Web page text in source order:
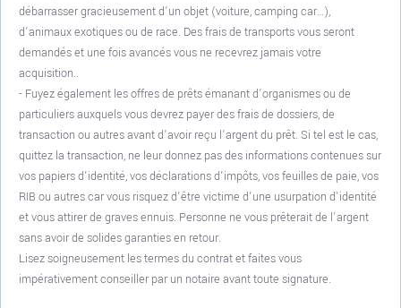
débarrasser gracieusement d’un objet (voiture, camping car…),
d’animaux exotiques ou de race. Des frais de transports vous seront
demandés et une fois avancés vous ne recevrez jamais votre
acquisition..
- Fuyez également les offres de prêts émanant d’organismes ou de
particuliers auxquels vous devrez payer des frais de dossiers, de
transaction ou autres avant d’avoir reçu l’argent du prêt. Si tel est le cas,
quittez la transaction, ne leur donnez pas des informations contenues sur
vos papiers d'identité, vos déclarations d'impôts, vos feuilles de paie, vos
RIB ou autres car vous risquez d'être victime d'une usurpation d'identité
et vous attirer de graves ennuis. Personne ne vous prêterait de l'argent
sans avoir de solides garanties en retour.
Lisez soigneusement les termes du contrat et faites vous
impérativement conseiller par un notaire avant toute signature.